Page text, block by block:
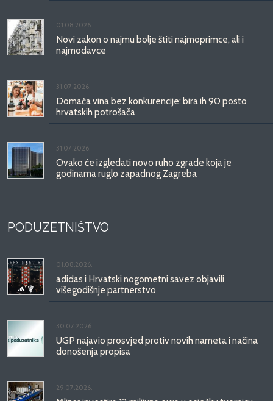
01.08.2026.
Novi zakon o najmu bolje štiti najmoprimce, ali i
najmodavce
31.07.2026.
Domaća vina bez konkurencije: bira ih 90 posto
hrvatskih potrošača
31.07.2026.
Ovako će izgledati novo ruho zgrade koja je
godinama ruglo zapadnog Zagreba
PODUZETNIŠTVO
01.08.2026.
adidas i Hrvatski nogometni savez objavili
višegodišnje partnerstvo
30.07.2026.
UGP najavio prosvjed protiv novih nameta i načina
donošenja propisa
29.07.2026.